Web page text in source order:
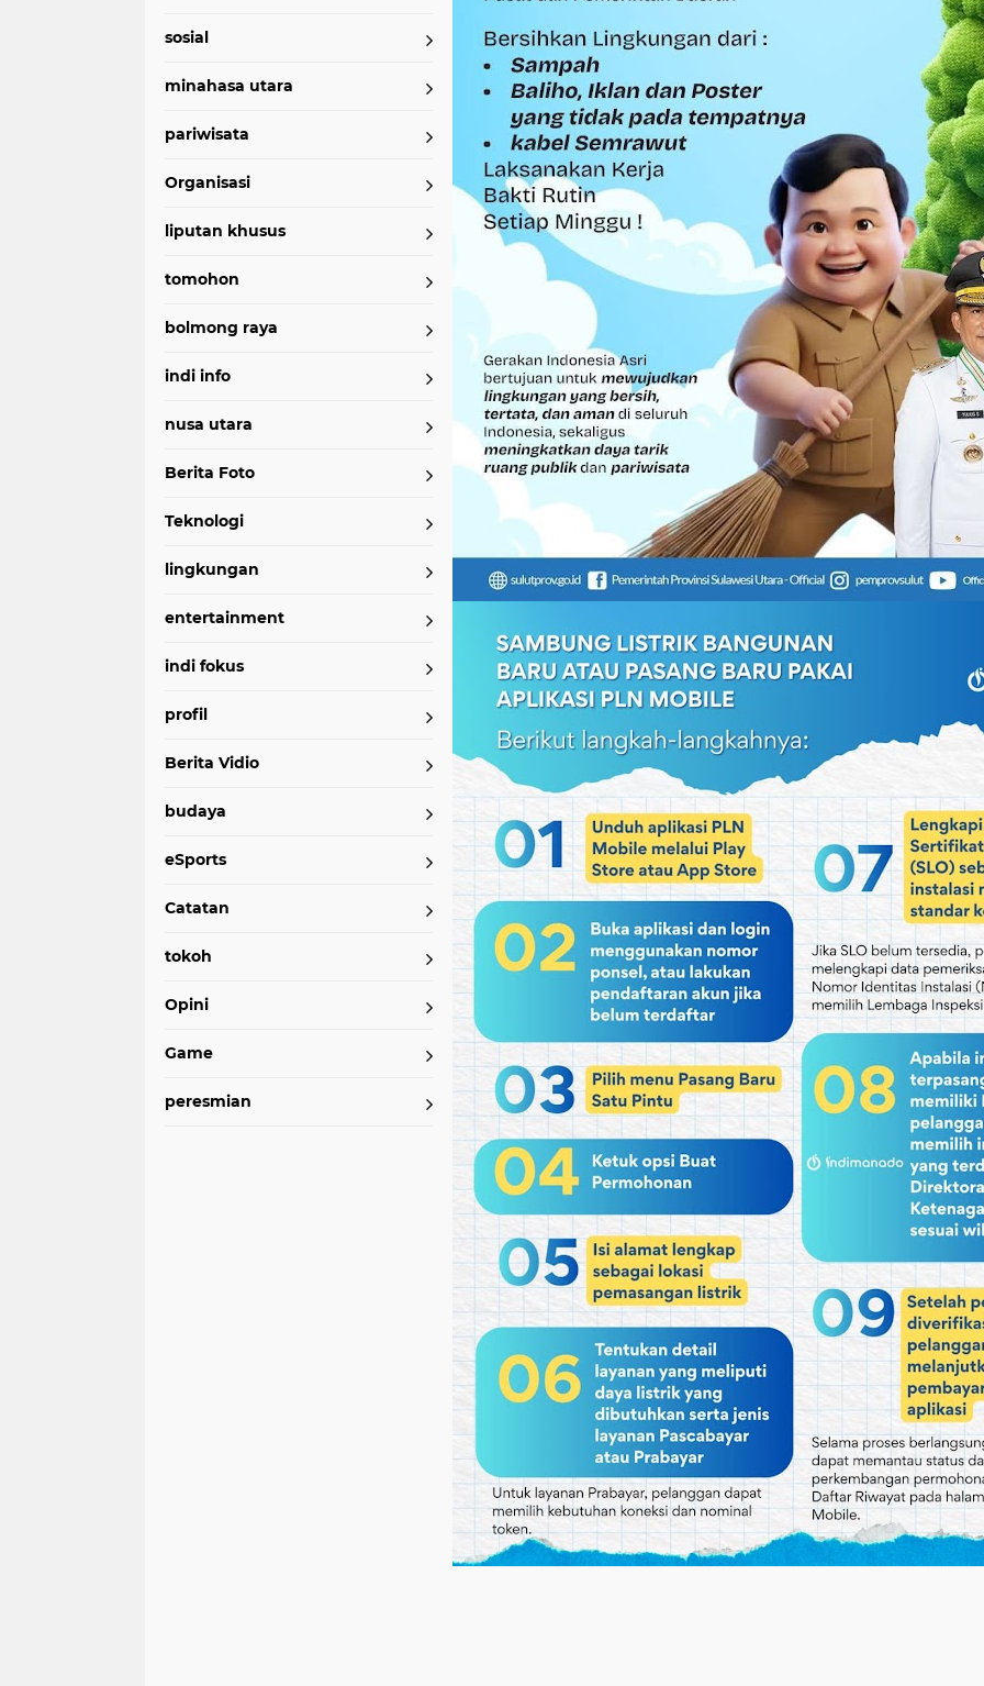
sosial
minahasa utara
pariwisata
Organisasi
liputan khusus
tomohon
bolmong raya
indi info
nusa utara
Berita Foto
Teknologi
lingkungan
entertainment
indi fokus
profil
Berita Vidio
budaya
eSports
Catatan
tokoh
Opini
Game
peresmian